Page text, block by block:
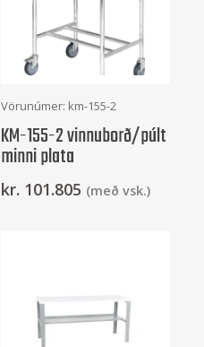
Setja Í Körfu
Vörunúmer: km-155-2
KM-155-2 vinnuborð/púlt
minni plata
kr. 101.805 (með vsk.)